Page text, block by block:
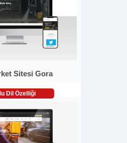
Sitesi Gora
Dil Özelliği